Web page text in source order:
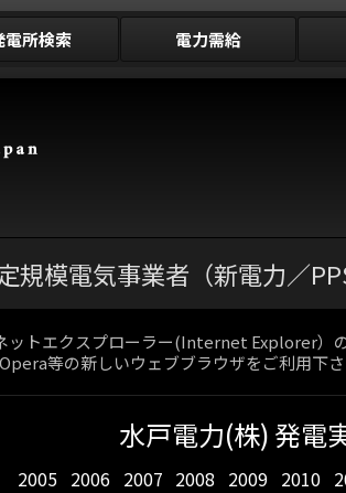
電所検索 電力需給
定規模電気事業者（新電力／
ットエクスプローラー(Internet Explorer
等の新しいウェブブラウザをご利用下さ
2005 2006 2007 2008 2009 2010
水戸電力(株) 発電